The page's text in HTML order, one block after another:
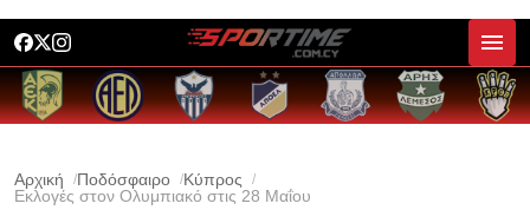
Αρχική Ποδόσφαιρο
Κύπρος
Εκλογές στον Ολυμπιακό στις 28 Μαΐου